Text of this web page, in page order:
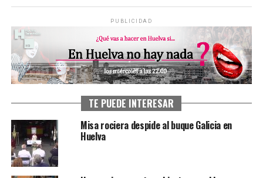
PUBLICIDAD
TE PUEDE INTERESAR
Misa rociera despide al buque Galicia en
Huelva